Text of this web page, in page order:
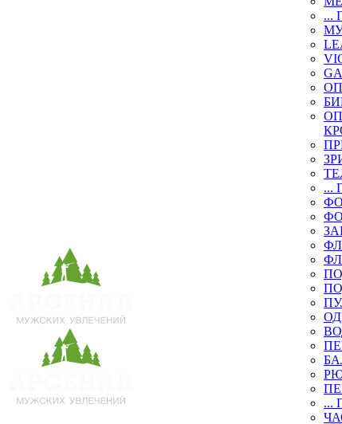
...
...
...